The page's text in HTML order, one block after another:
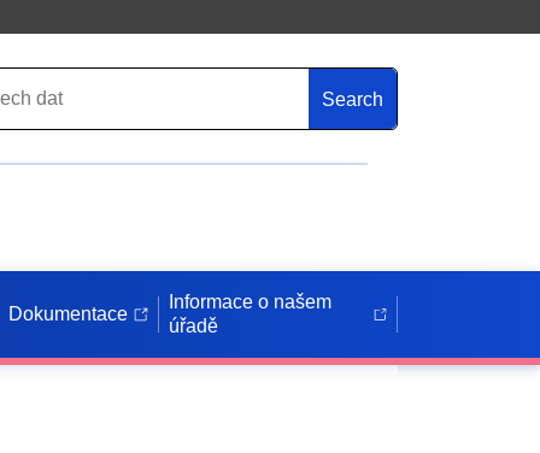
Search
Dokumentace
Informace o našem
úřadě